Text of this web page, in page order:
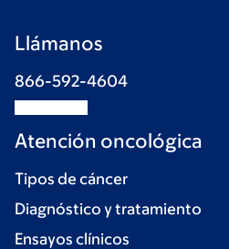
Llámanos
866-592-4604
Atención oncológica
Tipos de cáncer
Diagnóstico y tratamiento
Ensayos clínicos